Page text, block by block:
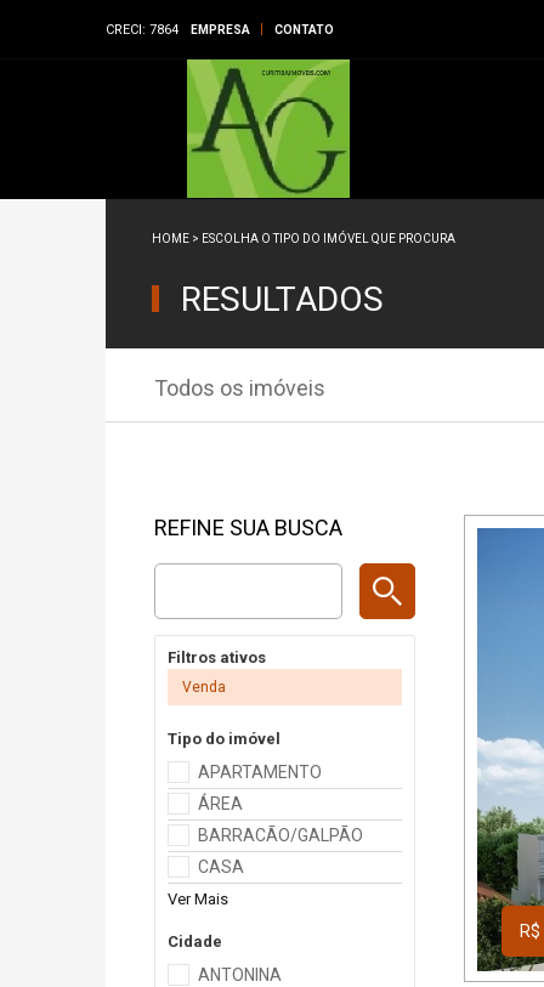
CRECI: 7864 EMPRESA CONTATO
HOME > ESCOLHA O TIPO DO IMÓVEL QUE PROCURA
RESULTADOS
Todos os imóveis
REFINE SUA BUSCA
Filtros ativos
Venda
Tipo do imóvel
APARTAMENTO
ÁREA
BARRACÃO/GALPÃO
CASA
Ver Mais
Cidade
ANTONINA